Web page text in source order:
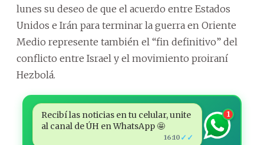
lunes su deseo de que el acuerdo entre Estados
Unidos e Irán para terminar la guerra en Oriente
Medio represente también el “fin definitivo” del
conflicto entre Israel y el movimiento proiraní
Hezbolá.
Recibí las noticias en tu celular, unite
al canal de ÚH en WhatsApp 🤩
16:10 ✓✓
1